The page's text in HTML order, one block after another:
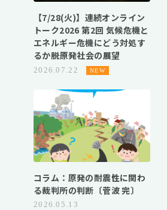
【7/28(火)】連続オンライン
トーク2026 第2回 気候危機と
エネルギー危機にどう対処す
るか――脱原発社会の展望
2026.07.22
コラム：原発の耐震性に関わ
る裁判所の判断〔菅波 完〕
2026.05.13